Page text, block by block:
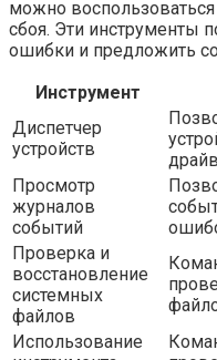
можно
сбоя. Эти инструменты
ошибки и предложить
Инструмент
Диспетчер
устройств
Просмотр
журналов
событий
Проверка и
восстановление
системных
файлов
Использование